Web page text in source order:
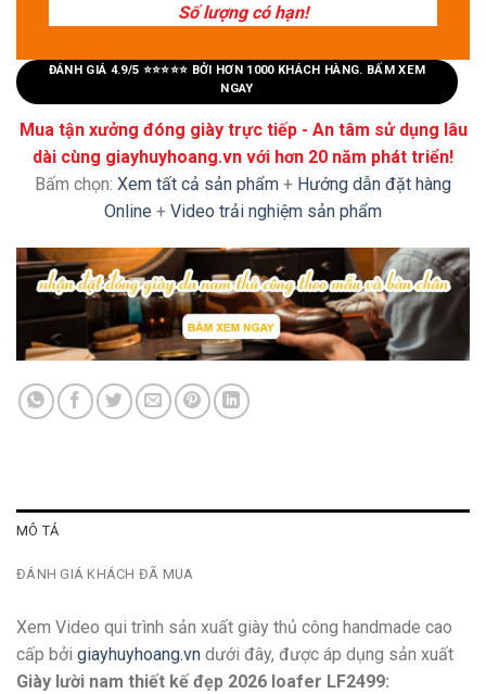
Số lượng có hạn!
ĐÁNH GIÁ 4.9/5 ⭐⭐⭐⭐⭐ BỞI HƠN 1000 KHÁCH HÀNG. BẤM XEM
NGAY
Mua tận xưởng đóng giày trực tiếp - An tâm sử dụng lâu
dài cùng giayhuyhoang.vn với hơn 20 năm phát triển!
Bấm chọn: Xem tất cả sản phẩm + Hướng dẫn đặt hàng
Online + Video trải nghiệm sản phẩm
MÔ TẢ
ĐÁNH GIÁ KHÁCH ĐÃ MUA
Xem Video qui trình sản xuất giày thủ công handmade cao
cấp bởi giayhuyhoang.vn dưới đây, được áp dụng sản xuất
Giày lười nam thiết kế đẹp 2026 loafer LF2499: